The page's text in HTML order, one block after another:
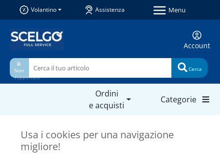
Usa i cookies per una navigazione
migliore!
Volantino Assistenza Menu
Account
🎤
Non
supportato
Cerca
Ordini
e acquisti
Categorie
Prodotti simili da non
perdere